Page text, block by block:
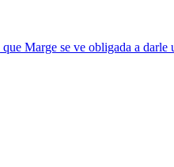
Marge se ve obligada a darle